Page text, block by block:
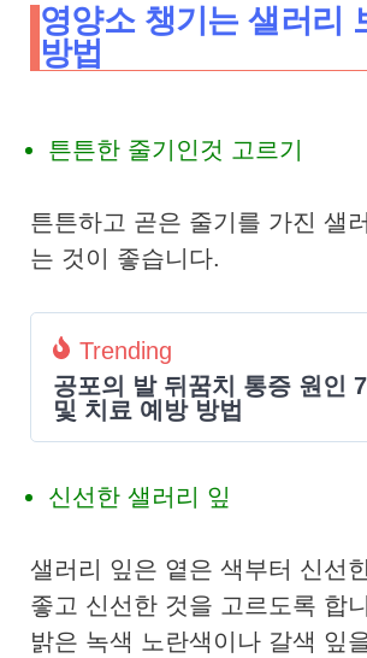
영양소 챙기는 샐러리
방법
튼튼한 줄기인것 고르기
튼튼하고 곧은 줄기를 가진 샐
는 것이 좋습니다.
Trending
공포의 발 뒤꿈치 통증 원인
및 치료 예방 방법
신선한 샐러리 잎
샐러리 잎은 옅은 색부터 신선
좋고 신선한 것을 고르도록 합
밝은 녹색 노란색이나 갈색 잎